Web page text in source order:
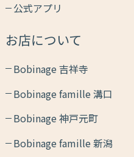
公式アプリ
お店について
Bobinage 吉祥寺
Bobinage famille 溝口
Bobinage 神戸元町
Bobinage famille 新潟